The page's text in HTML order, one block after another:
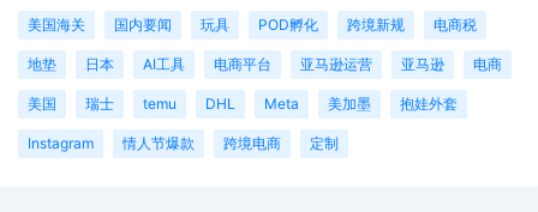
美国海关 国内要闻 玩具 POD孵化 跨境新规 电商税
地垫 日本 AI工具 电商平台 亚马逊运营 亚马逊 电商
美国 瑞士 temu DHL Meta 美加墨 抱娃外套
Instagram 情人节爆款 跨境电商 定制